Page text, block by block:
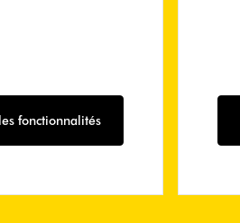
fonctionnalités